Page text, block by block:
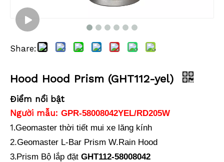
Share:
Hood Hood Prism (GHT112-yel)
Điểm nổi bật
Người mẫu: GPR-58008042YEL/RD205W
1.Geomaster thời tiết mui xe lăng kính
2.Geomaster L-Bar Prism W.Rain Hood
3.Prism Bộ lắp đặt GHT112-58008042